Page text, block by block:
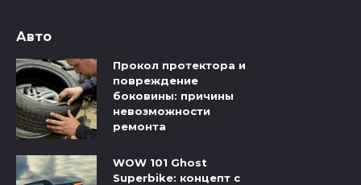
Авто
Прокол протектора и
повреждение
боковины: причины
невозможности
ремонта
WOW 101 Ghost
Superbike: концепт с